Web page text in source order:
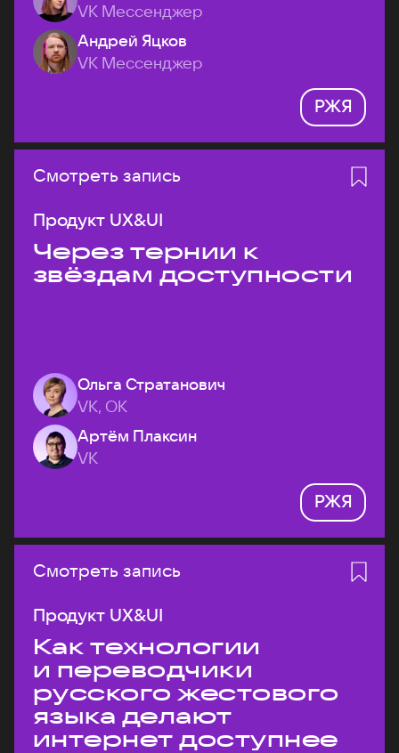
VK Мессенджер
Андрей Яцков
VK Мессенджер
РЖЯ
Смотреть запись
Продукт UX&UI
Через тернии к
звёздам доступности
Ольга Стратанович
VK, ОК
Артём Плаксин
VK
РЖЯ
Смотреть запись
Продукт UX&UI
Как технологии
и переводчики
русского жестового
языка делают
интернет доступнее